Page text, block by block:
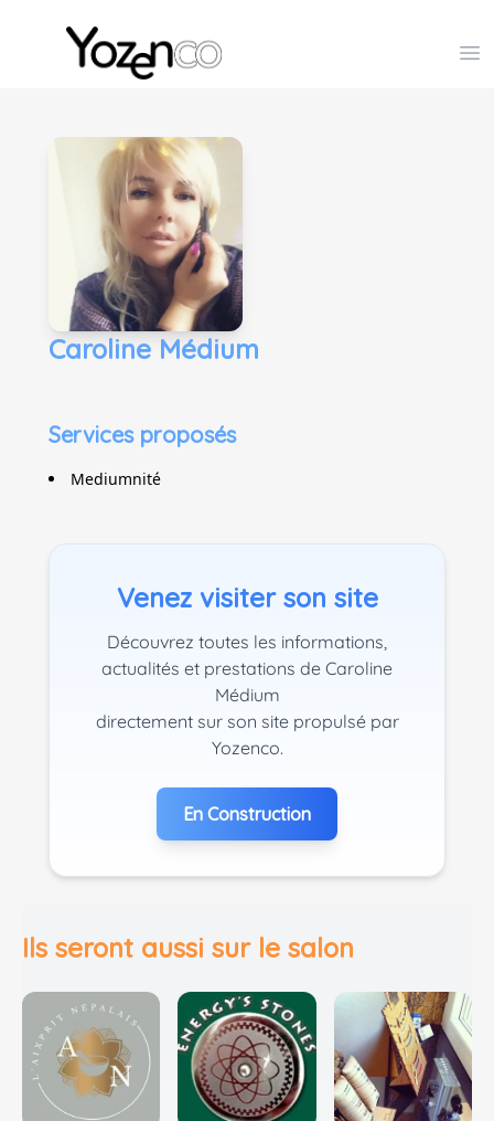
Yozenco - Organisateur de Salons, Evénements et
Caroline Médium
Services proposés
Mediumnité
Venez visiter son site
Découvrez toutes les informations,
actualités et prestations de Caroline
Médium
directement sur son site propulsé par
Yozenco.
En Construction
Ils seront aussi sur le salon